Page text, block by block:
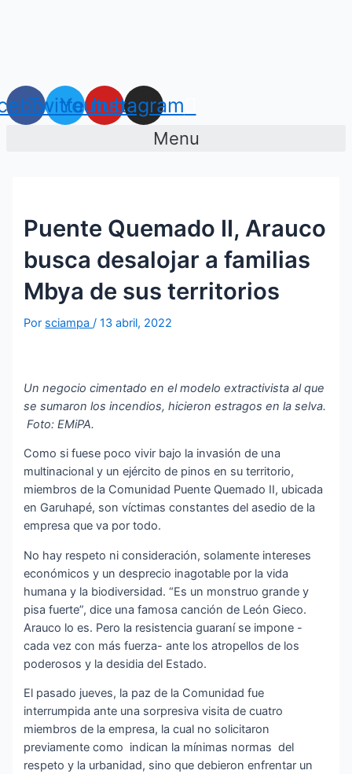
TwitterYoutube
Instagram
Menu
Puente Quemado II, Arauco
busca desalojar a familias
Mbya de sus territorios
Por sciampa/13 abril, 2022
Un negocio cimentado en el modelo extractivista al que
se sumaron los incendios, hicieron estragos en la selva.
Foto: EMiPA.
Como si fuese poco vivir bajo la invasión de una
multinacional y un ejército de pinos en su territorio,
miembros de la Comunidad Puente Quemado II, ubicada
en Garuhapé, son víctimas constantes del asedio de la
empresa que va por todo.
No hay respeto ni consideración, solamente intereses
económicos y un desprecio inagotable por la vida
humana y la biodiversidad. “Es un monstruo grande y
pisa fuerte”, dice una famosa canción de León Gieco.
Arauco lo es. Pero la resistencia guaraní se impone -
cada vez con más fuerza- ante los atropellos de los
poderosos y la desidia del Estado.
El pasado jueves, la paz de la Comunidad fue
interrumpida ante una sorpresiva visita de cuatro
miembros de la empresa, la cual no solicitaron
previamente como indican la mínimas normas del
respeto y la urbanidad, sino que debieron enfrentar un